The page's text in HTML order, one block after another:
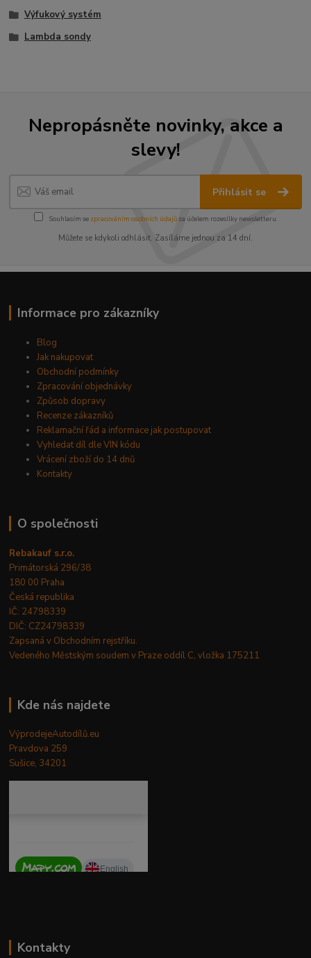
Výfukový systém
Lambda sondy
Nepropásněte novinky, akce a
slevy!
Přihlásit se
Souhlasím se zpracováním osobních údajůza účelem rozesílky newsletteru.
Můžete se kdykoli odhlásit. Zasíláme jednou za 14 dní.
Informace pro zákazníky
Blog
Jak nakupovat
Obchodní podmínky
Zpracování objednávky
Způsob dopravy
Recenze zákazníků
Reklamační řád a informace jak postupovat
Vyhledat díl dle VIN kódu
Vrácení zboží do 14 dnů
Kontakty
O společnosti
Rebakauf s.r.o.
Primátorská 296/38
180 00 Praha
Česká republika
IČ: 24798339
DIČ: CZ24798339
Zapsaná v Obchodním rejstříku.
Vedeného Městským soudem v Praze oddíl C, vložka 175211
Kde nás najdete
VýprodejeAutodílů.eu
Pravdova 259
Sušice, 34201
Kontakty